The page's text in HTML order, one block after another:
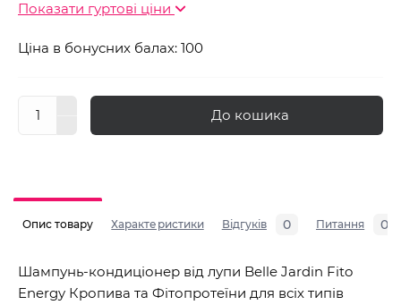
Показати гуртові ціни
Ціна в бонусних балах: 100
До кошика
Опис товару Характеристики Відгуків 0 Питання 0
Шампунь-кондиціонер від лупи Belle Jardin Fito
Energy Кропива та Фітопротеїни для всіх типів